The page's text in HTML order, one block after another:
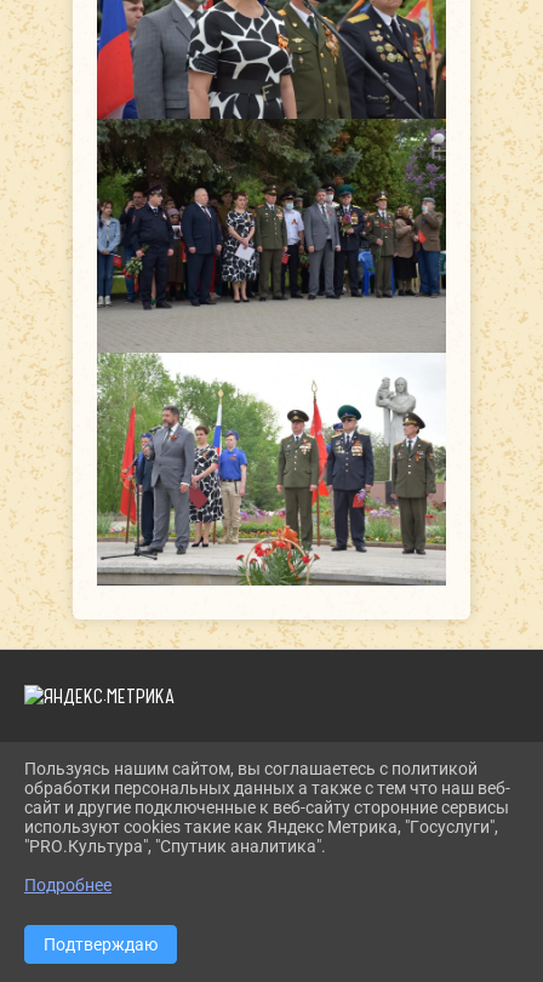
2026 Г. DKIPATOVO.RU
ВХОД
КАРТА САЙТА
ПОЛИТИКА ОБРАБОТКИ ПЕРСОНАЛЬНЫХ ДАННЫХ
СДЕЛАНО НА KUBCMS
Пользуясь нашим сайтом, вы соглашаетесь с политикой
обработки персональных данных а также с тем что наш веб-
сайт и другие подключенные к веб-сайту сторонние сервисы
используют cookies такие как Яндекс Метрика, "Госуслуги",
"PRO.Культура", "Спутник аналитика".
Подробнее
Подтверждаю